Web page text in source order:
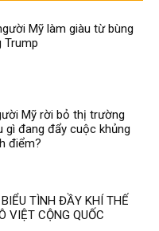
Mỹ làm giàu từ bùng
Trump
Mỹ rời bỏ thị trường
gì đang đẩy cuộc khủng
điểm?
TÌNH ĐẦY KHÍ THẾ
VIỆT CỘNG QUỐC